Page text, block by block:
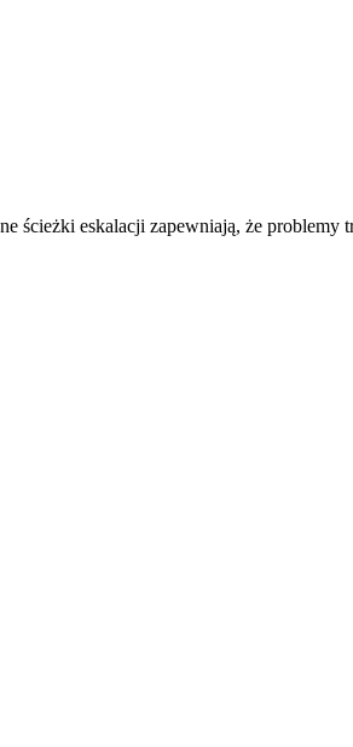
ścieżki eskalacji zapewniają, że problemy